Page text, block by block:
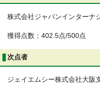
株式会社ジャパンインターナ
獲得点数：402.5点/500点
次点者
ジェイエムシー株式会社大阪